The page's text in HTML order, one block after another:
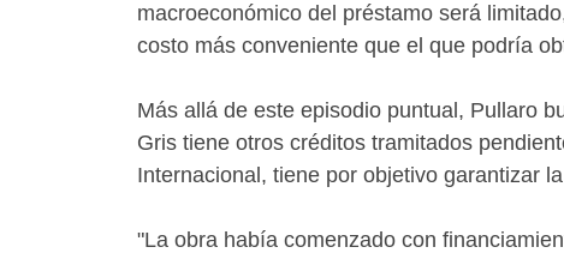
macroeconómico del préstamo será
costo más conveniente que el que podría
Más allá de este episodio puntual, Pullaro
Gris tiene otros créditos tramitados
Internacional, tiene por objetivo garantizar
"La obra había comenzado con